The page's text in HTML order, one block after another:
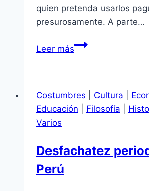
quien pretenda usarlos
presurosamente. A parte…
Leer más¿PARA
DE
PAGAR
Costumbres Cultura
Educación
Filosofía
Varios
Desfachatez
Perú